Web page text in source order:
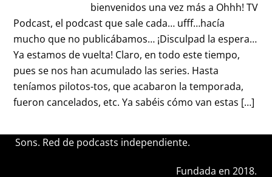
bienvenidos una vez más a Ohhh! TV
Podcast, el podcast que sale cada… ufff…hacía
mucho que no publicábamos… ¡Disculpad la espera…
Ya estamos de vuelta! Claro, en todo este tiempo,
pues se nos han acumulado las series. Hasta
teníamos pilotos-tos, que acabaron la temporada,
fueron cancelados, etc. Ya sabéis cómo van estas […]
Sons. Red de podcasts independiente.
Fundada en 2018.